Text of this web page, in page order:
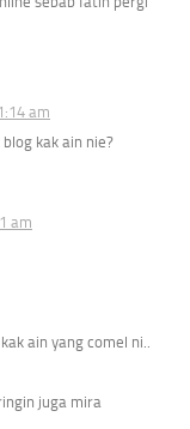
am
kak ain nie?
am
ain yang comel ni..
juga mira